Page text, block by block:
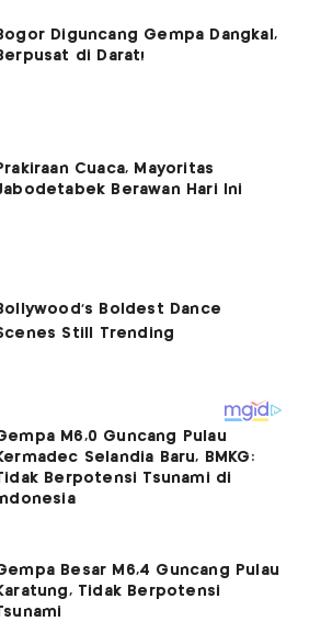
Diguncang Gempa Dangkal,
di Darat!
Cuaca, Mayoritas
Berawan Hari Ini
M6,0 Guncang Pulau
Selandia Baru, BMKG:
Berpotensi Tsunami di
Indonesia
Besar M6,4 Guncang Pulau
Tidak Berpotensi